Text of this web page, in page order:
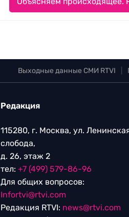
Выходные данные СМИ RTVI
Редакция
115280, г. Москва, ул.
слобода,
д. 26, этаж 2
тел: +7 (499) 579-86-96
Для общих вопросов:
Infortvi@rtvi.com
Редакция RTVI: news@rtvi.com